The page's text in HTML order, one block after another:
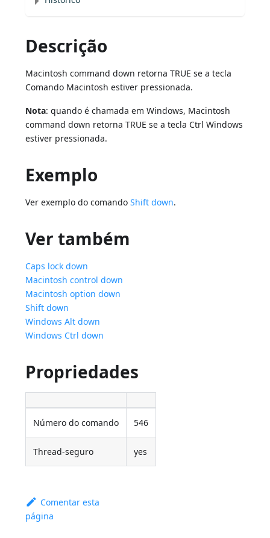
Descrição
Macintosh command down retorna TRUE se a tecla
Comando Macintosh estiver pressionada.
Nota: quando é chamada em Windows, Macintosh
command down retorna TRUE se a tecla Ctrl Windows
estiver pressionada.
Exemplo
Ver exemplo do comandoShift down.
Ver também
Caps lock down
Macintosh control down
Macintosh option down
Shift down
Windows Alt down
Windows Ctrl down
Propriedades
Número do comando 546
Thread-seguro yes
Comentar esta
página